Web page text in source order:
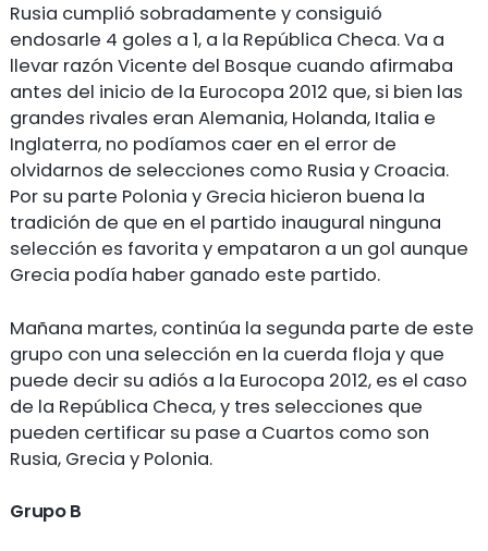
Rusia cumplió sobradamente y consiguió
endosarle 4 goles a 1, a la República Checa. Va a
llevar razón Vicente del Bosque cuando afirmaba
antes del inicio de la Eurocopa 2012 que, si bien las
grandes rivales eran Alemania, Holanda, Italia e
Inglaterra, no podíamos caer en el error de
olvidarnos de selecciones como Rusia y Croacia.
Por su parte Polonia y Grecia hicieron buena la
tradición de que en el partido inaugural ninguna
selección es favorita y empataron a un gol aunque
Grecia podía haber ganado este partido.
Mañana martes, continúa la segunda parte de este
grupo con una selección en la cuerda floja y que
puede decir su adiós a la Eurocopa 2012, es el caso
de la República Checa, y tres selecciones que
pueden certificar su pase a Cuartos como son
Rusia, Grecia y Polonia.
Grupo B